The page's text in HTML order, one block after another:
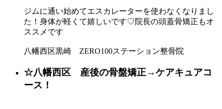
ジムに通い始めてエスカレーターを使わなくなりまし
た！身体が軽くて嬉しいです♡院長の頭蓋骨矯正もオ
ススメです
八幡西区黒崎 ZERO100ステーション整骨院
☆八幡西区 産後の骨盤矯正→ケアキュアコ
ース！